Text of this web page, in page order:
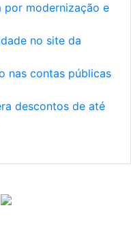
por modernização e
no site da
nas contas públicas
descontos de até